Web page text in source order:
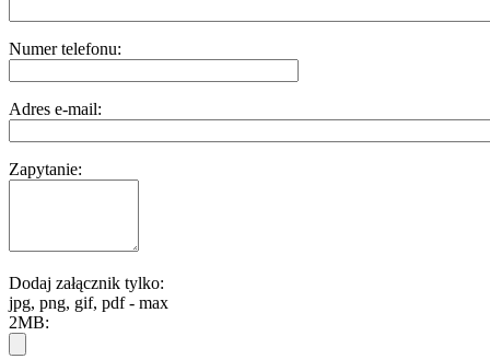
Numer telefonu:
Adres e-mail:
Zapytanie:
Dodaj załącznik tylko:
jpg, png, gif, pdf - max
2MB: